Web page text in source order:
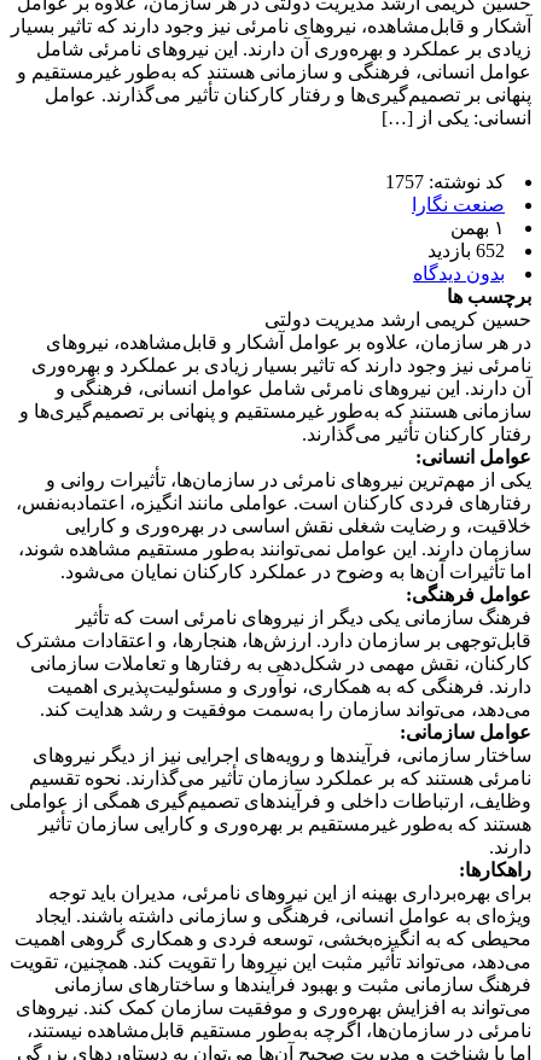
آشکار و قابل‌مشاهده، نیروهای نامرئی نیز وجود دارند که تاثیر بسیار
زیادی بر عملکرد و بهره‌وری آن دارند. این نیروهای نامرئی شامل
عوامل انسانی، فرهنگی و سازمانی هستند که به‌طور غیرمستقیم و
پنهانی بر تصمیم‌گیری‌ها و رفتار کارکنان تأثیر می‌گذارند. عوامل
انسانی: یکی از […]
کد نوشته: 1757
صنعت نگارا
۱ بهمن
652 بازدید
بدون دیدگاه
برچسب ها
حسین کریمی ارشد مدیریت دولتی
در هر سازمان، علاوه بر عوامل آشکار و قابل‌مشاهده، نیروهای
نامرئی نیز وجود دارند که تاثیر بسیار زیادی بر عملکرد و بهره‌وری
آن دارند. این نیروهای نامرئی شامل عوامل انسانی، فرهنگی و
سازمانی هستند که به‌طور غیرمستقیم و پنهانی بر تصمیم‌گیری‌ها و
رفتار کارکنان تأثیر می‌گذارند.
عوامل انسانی:
یکی از مهم‌ترین نیروهای نامرئی در سازمان‌ها، تأثیرات روانی و
رفتارهای فردی کارکنان است. عواملی مانند انگیزه، اعتمادبه‌نفس،
خلاقیت، و رضایت شغلی نقش اساسی در بهره‌وری و کارایی
سازمان دارند. این عوامل نمی‌توانند به‌طور مستقیم مشاهده شوند،
اما تأثیرات آن‌ها به وضوح در عملکرد کارکنان نمایان می‌شود.
عوامل فرهنگی:
فرهنگ سازمانی یکی دیگر از نیروهای نامرئی است که تأثیر
قابل‌توجهی بر سازمان دارد. ارزش‌ها، هنجارها، و اعتقادات مشترک
کارکنان، نقش مهمی در شکل‌دهی به رفتارها و تعاملات سازمانی
دارند. فرهنگی که به همکاری، نوآوری و مسئولیت‌پذیری اهمیت
می‌دهد، می‌تواند سازمان را به‌سمت موفقیت و رشد هدایت کند.
عوامل سازمانی:
ساختار سازمانی، فرآیندها و رویه‌های اجرایی نیز از دیگر نیروهای
نامرئی هستند که بر عملکرد سازمان تأثیر می‌گذارند. نحوه تقسیم
وظایف، ارتباطات داخلی و فرآیندهای تصمیم‌گیری همگی از عواملی
هستند که به‌طور غیرمستقیم بر بهره‌وری و کارایی سازمان تأثیر
دارند.
راهکارها:
برای بهره‌برداری بهینه از این نیروهای نامرئی، مدیران باید توجه
ویژه‌ای به عوامل انسانی، فرهنگی و سازمانی داشته باشند. ایجاد
محیطی که به انگیزه‌بخشی، توسعه فردی و همکاری گروهی اهمیت
می‌دهد، می‌تواند تأثیر مثبت این نیروها را تقویت کند. همچنین، تقویت
فرهنگ سازمانی مثبت و بهبود فرآیندها و ساختارهای سازمانی
می‌تواند به افزایش بهره‌وری و موفقیت سازمان کمک کند. نیروهای
نامرئی در سازمان‌ها، اگرچه به‌طور مستقیم قابل‌مشاهده نیستند،
اما با شناخت و مدیریت صحیح آن‌ها می‌توان به دستاوردهای بزرگی